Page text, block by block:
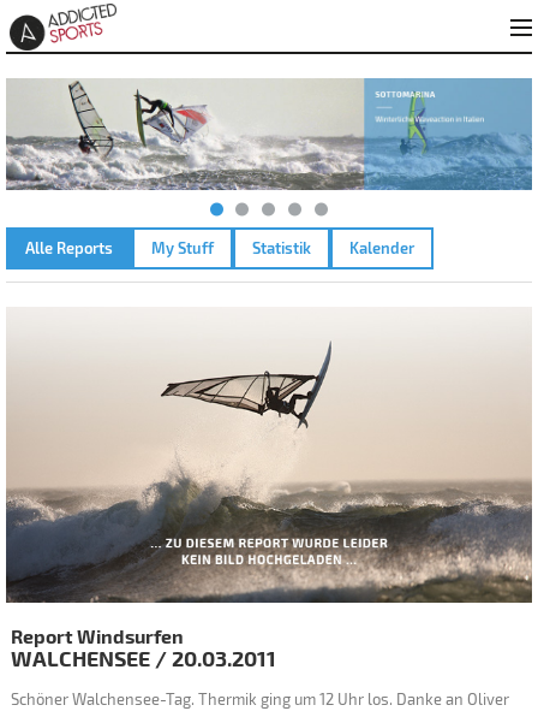
Alle Reports My Stuff Statistik Kalender
Report Windsurfen
WALCHENSEE /20.03.2011
Schöner Walchensee-Tag. Thermik ging um 12 Uhr los. Danke an Oliver